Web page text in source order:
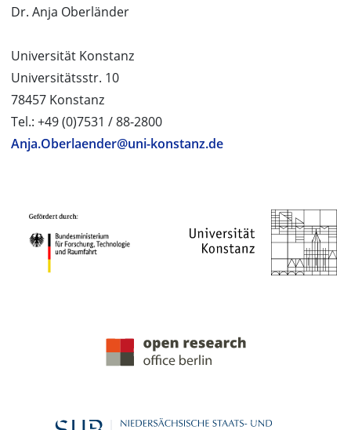
Dr. Anja Oberländer
Universität Konstanz
Universitätsstr. 10
78457 Konstanz
Tel.: +49 (0)7531 / 88-2800
Anja.Oberlaender@uni-konstanz.de